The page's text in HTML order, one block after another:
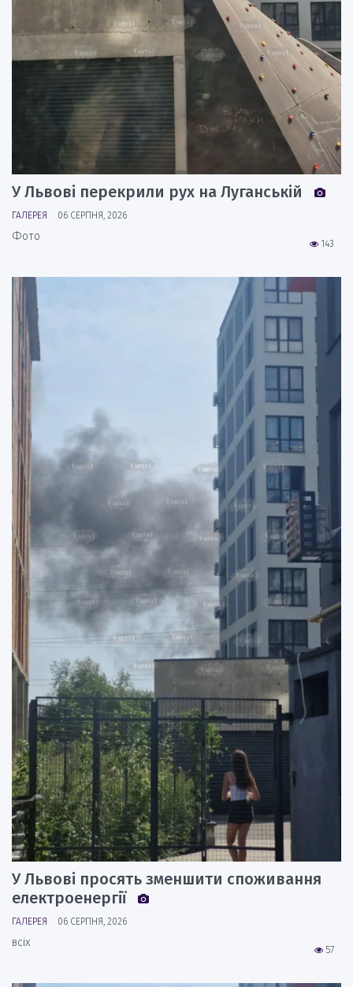
У Львові перекрили рух на Луганській
ГАЛЕРЕЯ 06 СЕРПНЯ, 2026
143
Фото
У Львові просять зменшити споживання
електроенергії
ГАЛЕРЕЯ 06 СЕРПНЯ, 2026
57
всіх